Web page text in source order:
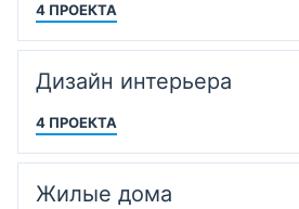
4 ПРОЕКТА
Дизайн интерьера
4 ПРОЕКТА
Жилые дома